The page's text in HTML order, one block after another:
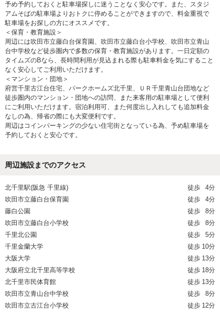
予め予約しておくと駐車場探しに迷うことなく安心です。また、スタジ
アムそばの駐車場よりおトクに停めることができますので、料金重視で
駐車場をお探しの方にオススメです。
＜保育・教育施設＞
周辺には吹田市立藤白台保育園、吹田市立藤白台小学校、吹田市立青山
台中学校など徒歩圏内で多数の保育・教育施設があります。一日定額の
タイムズのBなら、長時間利用が見込まれる際も駐車料金を気にすること
なく安心してご利用いただけます。
＜マンション・団地＞
府営千里古江台住宅、パークホームズ北千里、ＵＲ千里青山台団地など
徒歩圏内のマンション・団地への訪問、また来客用の駐車場として便利
にご利用いただけます。宿泊利用可、また何度出し入れしても追加料金
なしの為、帰省の際にも大変便利です。
周辺はコインパーキングの少ない住宅街となっている為、予め駐車場を
予約しておくと安心です。
周辺施設までのアクセス
北千里駅(阪急 千里線) 徒歩
4分
吹田市立藤白台保育園
徒歩
4分
藤白公園
徒歩
8分
吹田市立藤白台小学校
徒歩
8分
千里北公園
徒歩
5分
千里金蘭大学
徒歩 10分
大阪大学
徒歩 13分
大阪府立北千里高等学校
徒歩 18分
北千里市民体育館
徒歩 13分
吹田市立青山台中学校
徒歩
8分
吹田市立古江台小学校
徒歩 12分